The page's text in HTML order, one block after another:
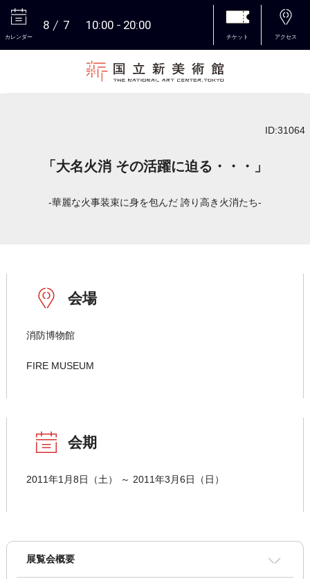
カレンダー
8 7 10:00 20:00
チケット アクセス
ID:31064
「大名火消 その活躍に迫る・・・」
-華麗な火事装束に身を包んだ 誇り高き火消たち-
会場
消防博物館
FIRE MUSEUM
会期
2011年1月8日（土） ～ 2011年3月6日（日）
展覧会概要